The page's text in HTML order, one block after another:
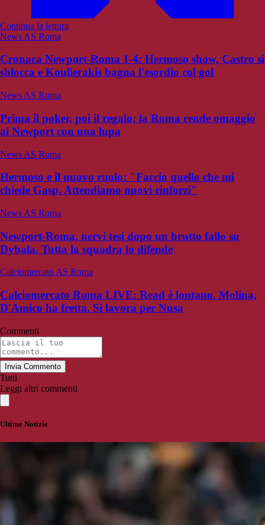
Continua la lettura
News AS Roma
Cronaca Newport-Roma 1-4: Hermoso show, Castro si
sblocca e Koulierakis bagna l'esordio col gol
News AS Roma
Prima il poker, poi il regalo: la Roma rende omaggio
al Newport con una lupa
News AS Roma
Hermoso e il nuovo ruolo: "Faccio quello che mi
chiede Gasp. Attendiamo nuovi rinforzi"
News AS Roma
Newport-Roma, nervi tesi dopo un brutto fallo su
Dybala. Tutta la squadra lo difende
Calciomercato AS Roma
Calciomercato Roma LIVE: Read è lontano. Molina,
D'Amico ha fretta. Si lavora per Nusa
Commenti
Invia Commento
Tutti
Leggi altri commenti
Ultime Notizie